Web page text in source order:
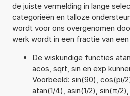
de juiste vermelding in lange
categorieën en talloze
wordt voor ons overgenomen
werk wordt in een fractie van
De wiskundige functies
acos, sqrt, sin en exp
Voorbeeld: sin(90), cos(pi/
atan(1/4), asin(1/2), sin(π/